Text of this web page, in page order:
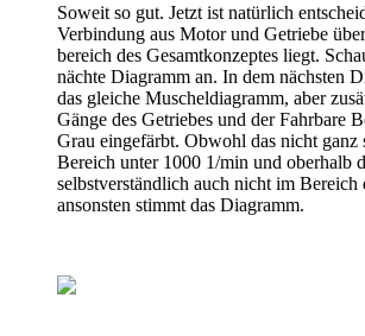
Soweit so gut. Jetzt ist natürlich
Verbindung aus Motor und Getriebe
bereich des Gesamtkonzeptes liegt.
nächte Diagramm an. In dem nächsten
das gleiche Muscheldiagramm, aber
Gänge des Getriebes und der Fahrbare
Grau eingefärbt. Obwohl das nicht ganz
Bereich unter 1000 1/min und oberhalb
selbstverständlich auch nicht im Bereich
ansonsten stimmt das Diagramm.